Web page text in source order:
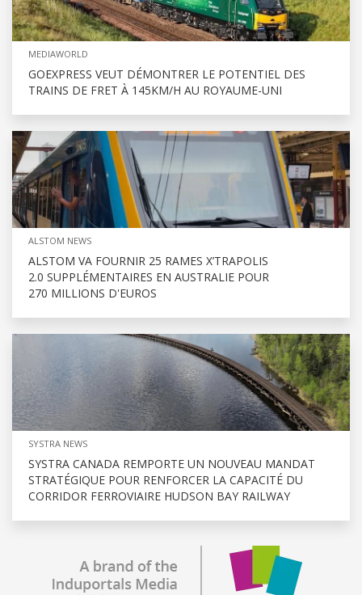
MEDIAWORLD
GOEXPRESS VEUT DÉMONTRER LE POTENTIEL DES
TRAINS DE FRET À 145KM/H AU ROYAUME-UNI
ALSTOM NEWS
ALSTOM VA FOURNIR 25 RAMES X’TRAPOLIS
2.0 SUPPLÉMENTAIRES EN AUSTRALIE POUR
270 MILLIONS D'EUROS
SYSTRA NEWS
SYSTRA CANADA REMPORTE UN NOUVEAU MANDAT
STRATÉGIQUE POUR RENFORCER LA CAPACITÉ DU
CORRIDOR FERROVIAIRE HUDSON BAY RAILWAY